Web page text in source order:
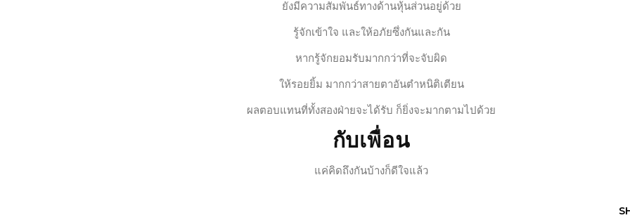
ยังมีความสัมพันธ์ทางด้านหุ้นส่วนอยู่ด้วย
รู้จักเข้าใจ และให้อภัยซึ่งกันและกัน
หากรู้จักยอมรับมากกว่าที่จะจับผิด
ให้รอยยิ้ม มากกว่าสายตาอันตำหนิติเตียน
ผลตอบแทนที่ทั้งสองฝ่ายจะได้รับ ก็ยิ่งจะมากตามไปด้วย
กับเพื่อน
แค่คิดถึงกันบ้างก็ดีใจแล้ว